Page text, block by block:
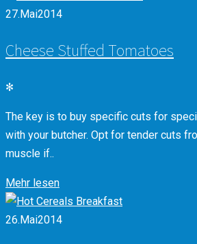
27. Mai2014
Cheese Stuffed Tomatoes
✻
The key is to buy specific cuts for
with your butcher. Opt for tender cuts
muscle if..
Mehr lesen
26.Mai2014